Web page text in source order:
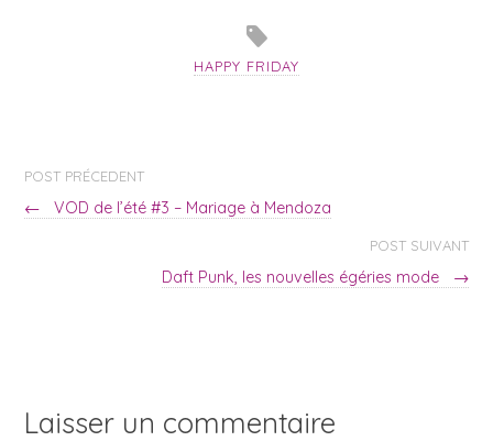
HAPPY FRIDAY
POST PRÉCEDENT
← VOD de l’été #3 – Mariage à Mendoza
POST SUIVANT
Daft Punk, les nouvelles égéries mode →
Laisser un commentaire